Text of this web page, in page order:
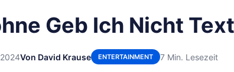
Geb Ich Nicht Text
Von David Krause ENTERTAINMENT 7 Min. Lesezeit